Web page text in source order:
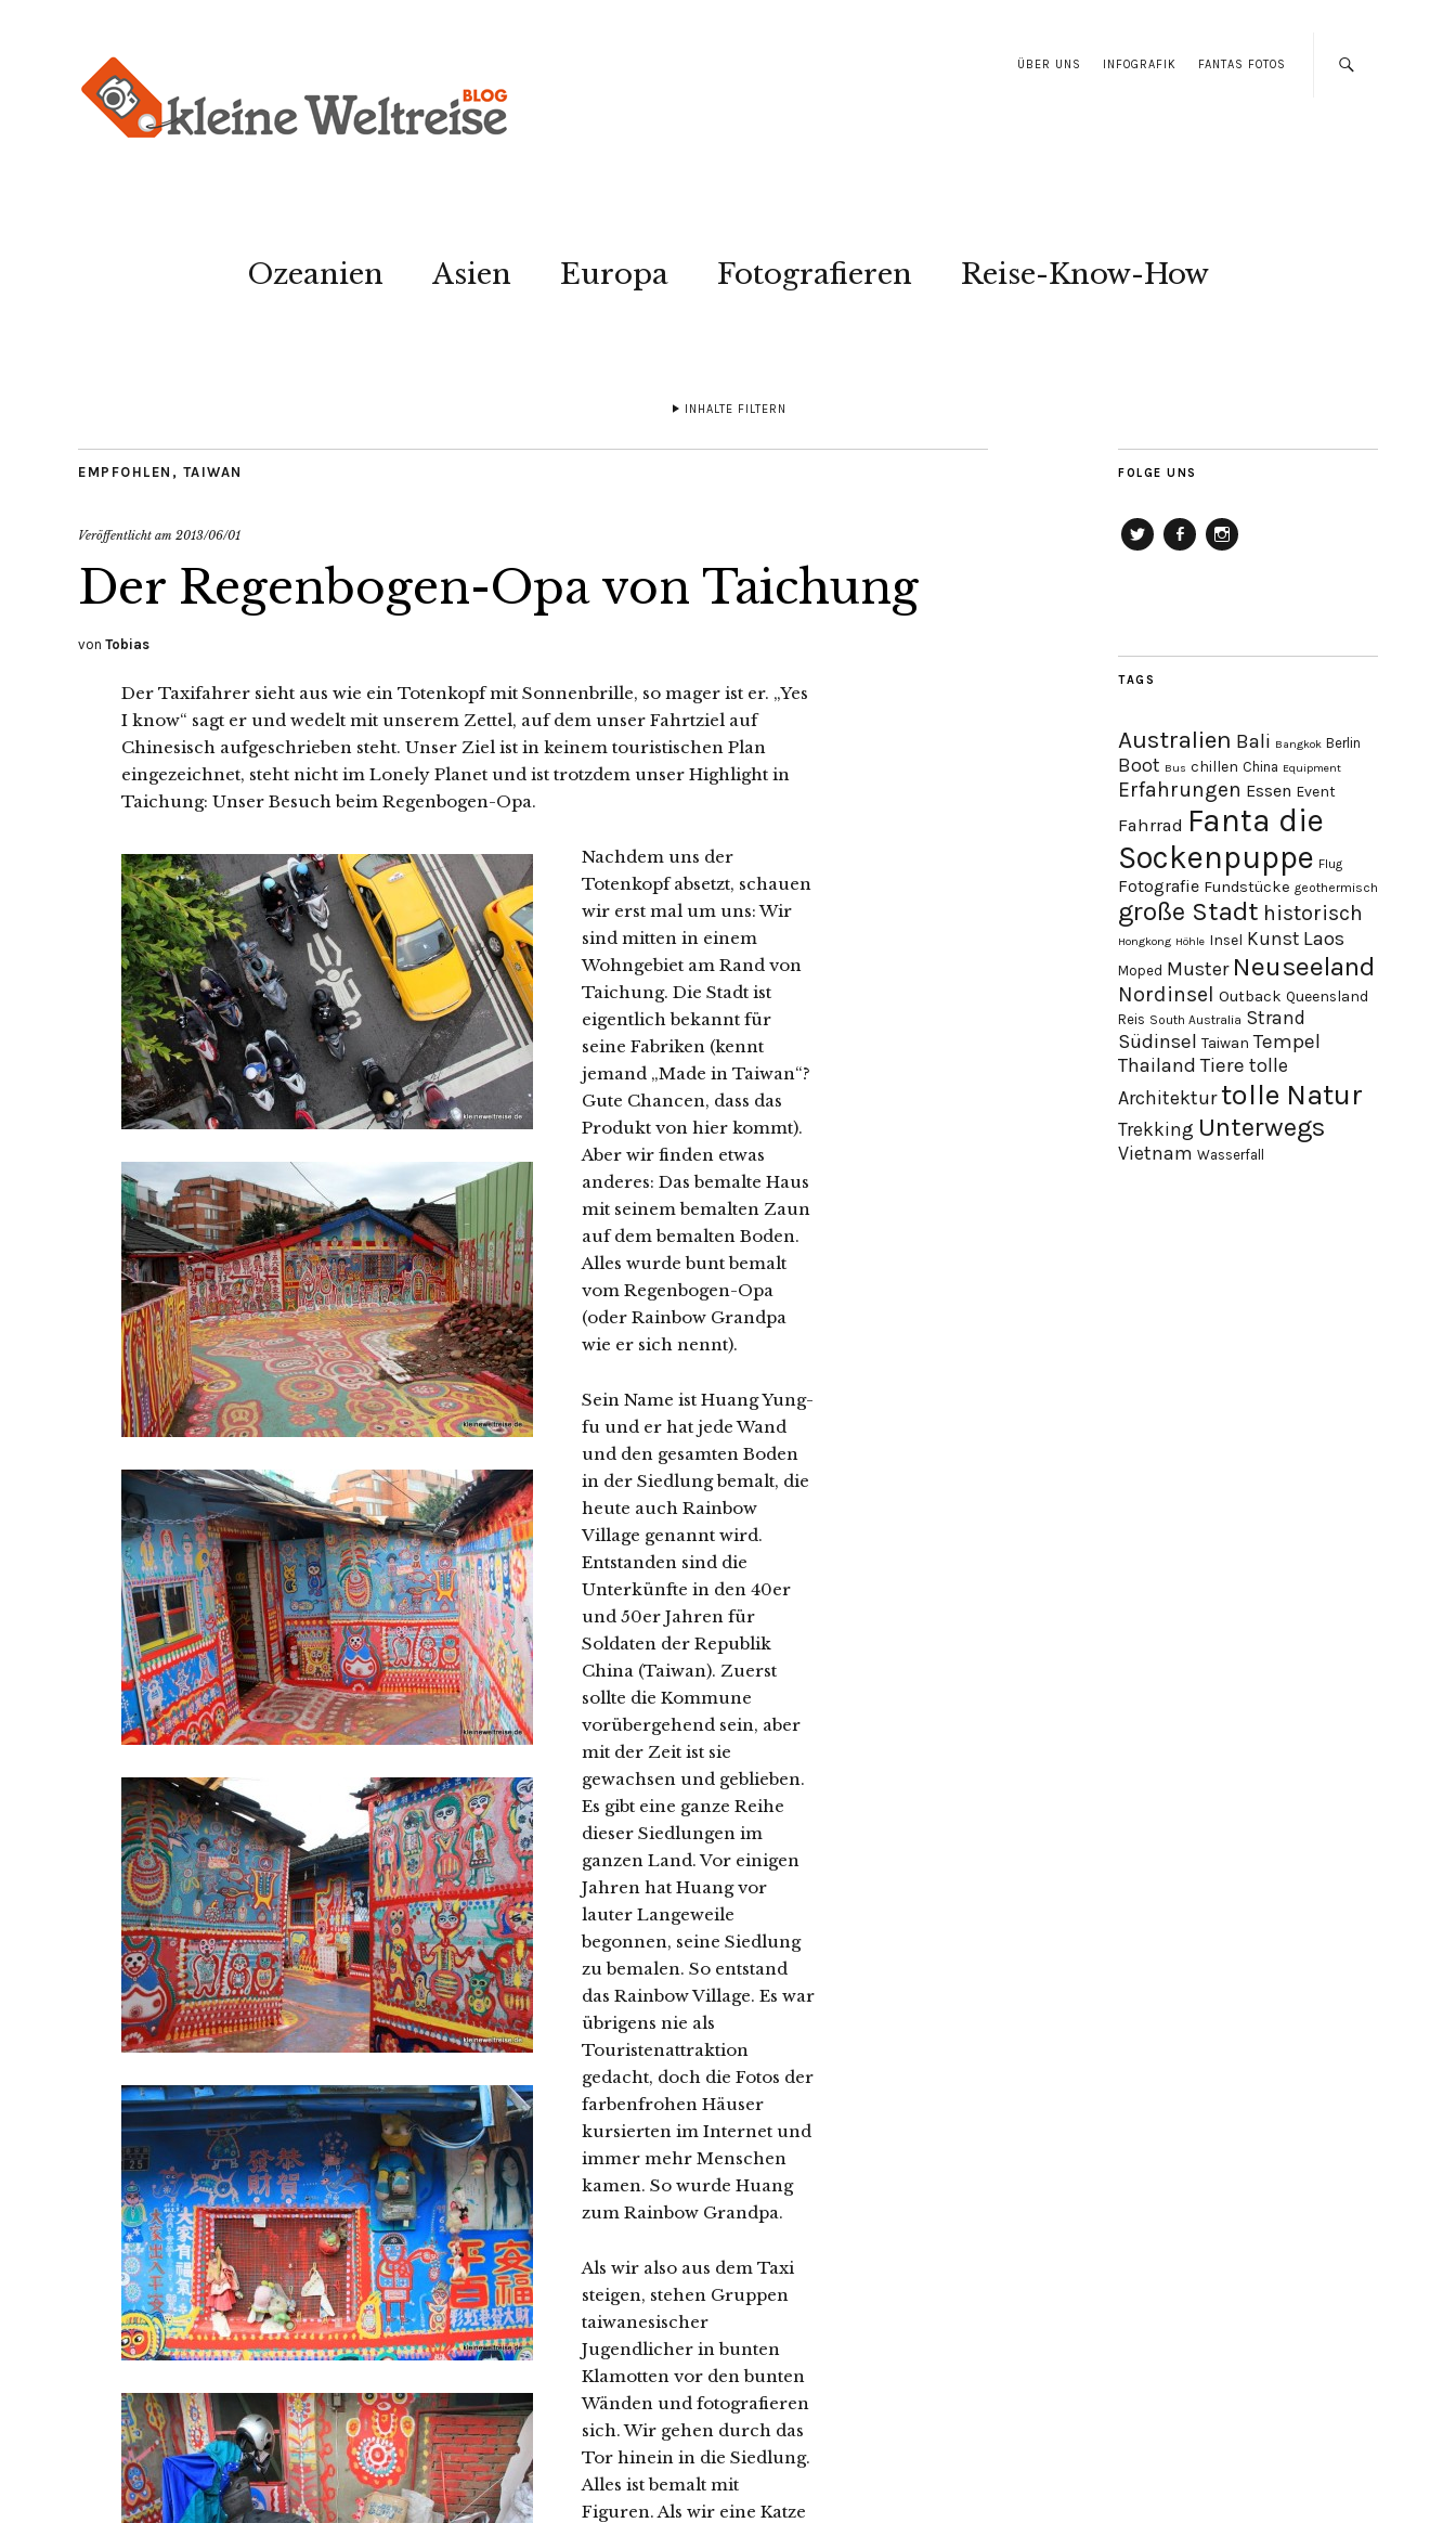
ÜBER UNS INFOGRAFIK FANTAS FOTOS
Ozeanien Asien Europa Fotografieren Reise-Know-How
INHALTE FILTERN
EMPFOHLEN , TAIWAN
Veröffentlicht am 2013/06/01
Der Regenbogen-Opa von Taichung
von Tobias
Der Taxifahrer sieht aus wie ein Totenkopf mit Sonnenbrille, so mager ist er. „Yes
I know“ sagt er und wedelt mit unserem Zettel, auf dem unser Fahrtziel auf
Chinesisch aufgeschrieben steht. Unser Ziel ist in keinem touristischen Plan
eingezeichnet, steht nicht im Lonely Planet und ist trotzdem unser Highlight in
Taichung: Unser Besuch beim Regenbogen-Opa.
Nachdem uns der
Totenkopf absetzt, schauen
wir erst mal um uns: Wir
sind mitten in einem
Wohngebiet am Rand von
Taichung. Die Stadt ist
eigentlich bekannt für
seine Fabriken (kennt
jemand „Made in Taiwan“?
Gute Chancen, dass das
Produkt von hier kommt).
Aber wir finden etwas
anderes: Das bemalte Haus
mit seinem bemalten Zaun
auf dem bemalten Boden.
Alles wurde bunt bemalt
vom Regenbogen-Opa
(oder Rainbow Grandpa
wie er sich nennt).
Sein Name ist Huang Yung-
fu und er hat jede Wand
und den gesamten Boden
in der Siedlung bemalt, die
heute auch Rainbow
Village genannt wird.
Entstanden sind die
Unterkünfte in den 40er
und 50er Jahren für
Soldaten der Republik
China (Taiwan). Zuerst
sollte die Kommune
vorübergehend sein, aber
mit der Zeit ist sie
gewachsen und geblieben.
Es gibt eine ganze Reihe
dieser Siedlungen im
ganzen Land. Vor einigen
Jahren hat Huang vor
lauter Langeweile
begonnen, seine Siedlung
zu bemalen. So entstand
das Rainbow Village. Es war
übrigens nie als
Touristenattraktion
gedacht, doch die Fotos der
farbenfrohen Häuser
kursierten im Internet und
immer mehr Menschen
kamen. So wurde Huang
zum Rainbow Grandpa.
Als wir also aus dem Taxi
steigen, stehen Gruppen
taiwanesischer
Jugendlicher in bunten
Klamotten vor den bunten
Wänden und fotografieren
sich. Wir gehen durch das
Tor hinein in die Siedlung.
Alles ist bemalt mit
Figuren. Als wir eine Katze
FOLGE UNS
TAGS
Australien Bali Bangkok Berlin
Boot Bus chillen China Equipment
Erfahrungen Essen Event
Fahrrad Fanta die
Sockenpuppe Flug
Fotografie Fundstücke geothermisch
große Stadt historisch
Hongkong Höhle Insel Kunst Laos
Moped Muster Neuseeland
Nordinsel Outback Queensland
Reis South Australia Strand
Südinsel Taiwan Tempel
Thailand Tiere tolle
Architektur tolle Natur
Trekking Unterwegs
Vietnam Wasserfall